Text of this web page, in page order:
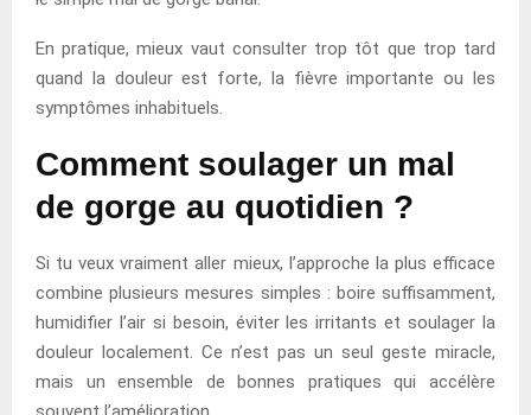
En pratique, mieux vaut consulter trop tôt que trop tard
quand la douleur est forte, la fièvre importante ou les
symptômes inhabituels.
Comment soulager un mal
de gorge au quotidien ?
Si tu veux vraiment aller mieux, l’approche la plus efficace
combine plusieurs mesures simples : boire suffisamment,
humidifier l’air si besoin, éviter les irritants et soulager la
douleur localement. Ce n’est pas un seul geste miracle,
mais un ensemble de bonnes pratiques qui accélère